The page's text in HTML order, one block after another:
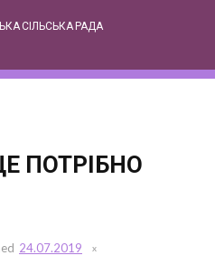
to
ПОТРІБНО
24.07.2019